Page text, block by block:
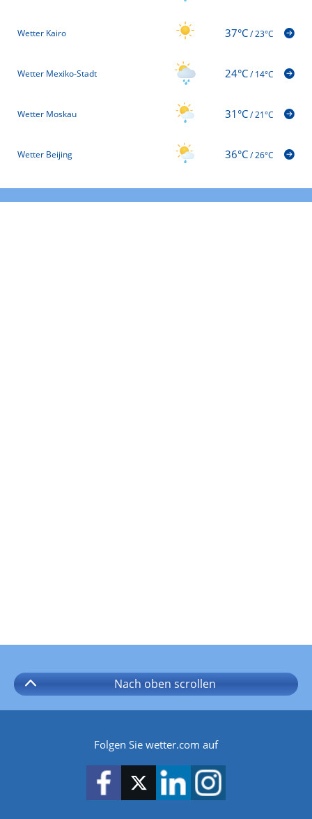
Wetter Kairo 37°C/23°C
Wetter Mexiko-Stadt 24°C/14°C
Wetter Moskau 31°C/21°C
Wetter Beijing 36°C/26°C
Nach oben scrollen
Folgen Sie wetter.com auf